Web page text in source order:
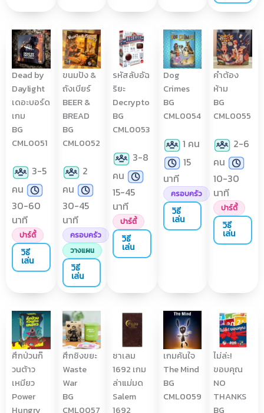
Dead by
Daylight
เดอะบอร์ด
เกม
BG
CML0051
3-5
คน
30-60
นาที
ปาร์ตี้
วิธี
เล่น
ขนมปัง &
ถังเบียร์
BEER &
BREAD
BG
CML0052
2
คน
30-45
นาที
ครอบครัว
วางแผน
วิธี
เล่น
รหัสลับอัฉ
ริยะ
Decrypto
BG
CML0053
3-8
คน
15-45
นาที
ปาร์ตี้
วิธี
เล่น
Dog
Crimes
BG
CML0054
1 คน
15
นาที
ครอบครัว
วิธี
เล่น
คำต้อง
ห้าม
BG
CML0055
2-6
คน
10-30
นาที
ปาร์ตี้
วิธี
เล่น
ศึกป่วนก๊
วนต้าว
เหมียว
Power
Hungry
ศึกชิงขยะ
Waste
War
BG
CML0057
ซาเลม
1692 เกม
ล่าแม่มด
Salem
1692
เกมค้นใจ
The Mind
BG
CML0059
ไม่ล่ะ!
ขอบคุณ
NO
THANKS
BG